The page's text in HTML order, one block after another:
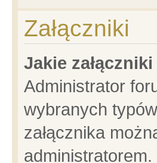
Załączniki
Jakie
Administrator
wybranych
załącznika
administratorem.